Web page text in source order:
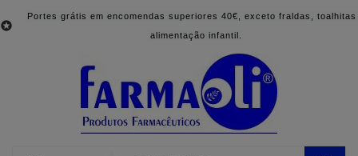

Portes grátis em encomendas superiores 40€, exceto fraldas, toalhitas
alimentação infantil.